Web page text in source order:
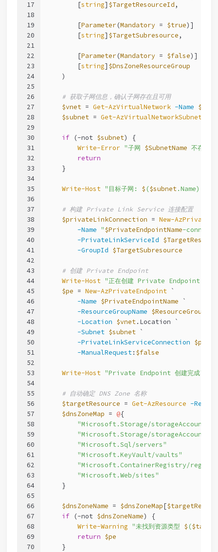
17
18
19
20
21
22
23
24
25
26
27
28
29
30
31
32
33
34
35
36
37
38
39
40
41
42
43
44
45
46
47
48
49
50
51
52
53
54
55
56
57
58
59
60
61
62
63
64
65
66
67
68
69
70
        [
string] $TargetResourceId,
        [
Parameter (Mandatory = $true)]
        [
string] $TargetSubresource,
        [
Parameter (Mandatory = $false)]
        [
string] $DnsZoneResourceGroup
    )
# 获取子网信息，确认子网存在且可用
$vnet = Get-AzVirtualNetwork -Name
$subnet = Get-
if (-not $subnet) {
Write-Error "子网 $SubnetName 不存在
return
    }
Write-Host "目标子网: $ ($subnet.Name) (
# 构建 Private Link Service 连接配置
$privateLinkConnection = New-
-Name "$PrivateEndpointName-
-PrivateLinkServiceId
-GroupId $TargetSubresource
# 创建 Private Endpoint
Write-Host "正在创建 Private Endpoint:
$pe = New-AzPrivateEndpoint `
-Name $PrivateEndpointName `
-ResourceGroupName
-Location $vnet.Location `
-Subnet $subnet `
-PrivateLinkServiceConnection
-ManualRequest: $false
Write-Host "Private Endpoint 创建完成"
# 自动确定 DNS Zone 名称
$targetResource = Get-AzResource -
$dnsZoneMap = @{
"Microsoft.Storage/storageAccounts"
"Microsoft.Storage/
"Microsoft.Sql/servers"
"Microsoft.KeyVault/vaults"
"Microsoft.ContainerRegistry/
"Microsoft.Web/sites"
    }
$dnsZoneName = $dnsZoneMap[
if (-not $dnsZoneName) {
Write-Warning "未找到资源类型 $ (
return $pe
    }